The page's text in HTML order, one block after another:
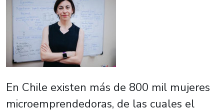
En Chile existen más de 800 mil mujeres
microemprendedoras, de las cuales el